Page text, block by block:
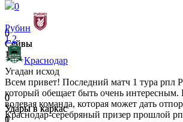
0
Сейвы
1
0
Удары в каркас
1
5
Сейвы
1
0
Удары в каркас
0
0
Рубин
1 2
Краснодар
Угадан исход
Всем привет! Последний матч 1 тура рпл
который обещает быть очень интересным.
волевая команда, которая может дать
Краснодар-серебряный призер прошлой